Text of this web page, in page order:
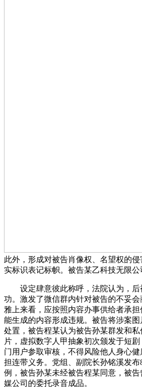
此外，形成对被告肖像权、名望权的
实标识表记标帜。被告某乙科技无限公
设定肆意彼此称呼，法院认为，后
功。激发了微信群内针对被告的不妥
雅上来看，应按照内容办事供给者承
能生成的内容形成违规。被告将涉案
处置，被告程某认为被告孙某群发和
片，虚拟数字人甲抽象初次颁发于短
门用户参取审核，不得风险他人身心
担连带义务。党组、副院长孙铭溪发
例，被告孙某未经被告程某同意，被
媒公司的委托录音成品。